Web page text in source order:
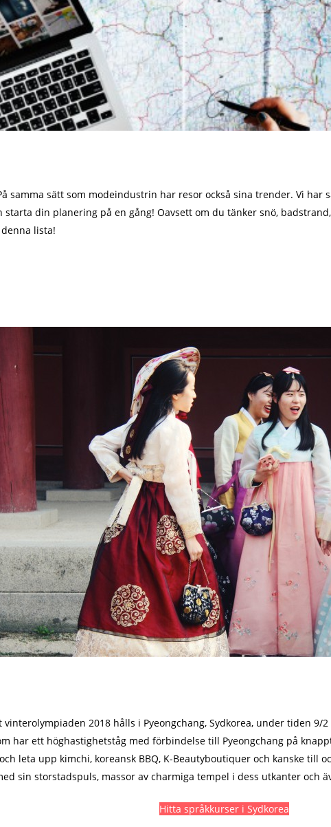
samma sätt som modeindustrin har resor också sina trender. Vi har
starta din planering på en gång! Oavsett om du tänker snö,
lista!
2018 hålls i Pyeongchang, Sydkorea, under tiden 9/2
har ett höghastighetståg med förbindelse till Pyeongchang på
leta upp kimchi, koreansk BBQ, K-Beautyboutiquer och kanske till
sin storstadspuls, massor av charmiga tempel i dess utkanter och
Hitta språkkurser i Sydkorea